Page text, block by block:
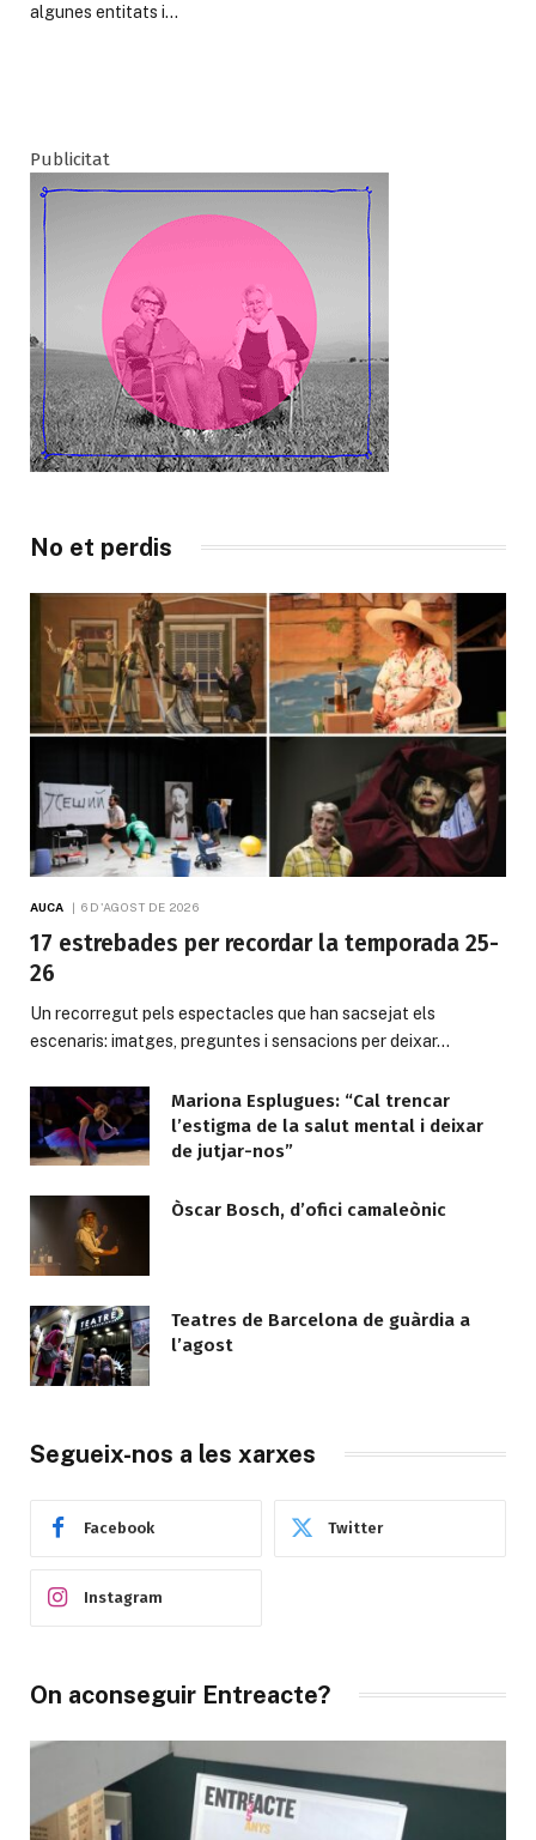
algunes entitats i…
Publicitat
No et perdis
AUCA 6 D'AGOST DE 2026
17 estrebades per recordar la temporada 25-
26
Un recorregut pels espectacles que han sacsejat els
escenaris: imatges, preguntes i sensacions per deixar…
Mariona Esplugues: “Cal trencar
l’estigma de la salut mental i deixar
de jutjar-nos”
Òscar Bosch, d’ofici camaleònic
Teatres de Barcelona de guàrdia a
l’agost
Segueix-nos a les xarxes
Facebook Twitter
Instagram
On aconseguir Entreacte?